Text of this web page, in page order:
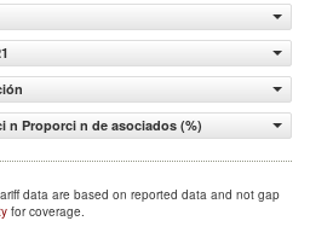
n Proporci n de asociados (%)
data are based on reported data and not gap
for coverage.